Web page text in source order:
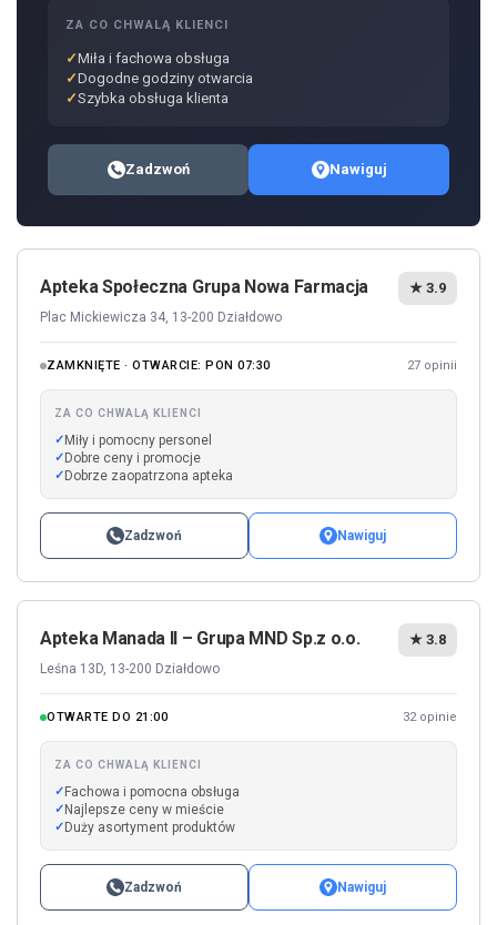
ZA CO CHWALĄ KLIENCI
Miła i fachowa obsługa
Dogodne godziny otwarcia
Szybka obsługa klienta
Zadzwoń Nawiguj
Apteka Społeczna Grupa Nowa Farmacja
Plac Mickiewicza 34, 13-200 Działdowo
★ 3.9
ZAMKNIĘTE · OTWARCIE: PON 07:30 27 opinii
ZA CO CHWALĄ KLIENCI
Miły i pomocny personel
Dobre ceny i promocje
Dobrze zaopatrzona apteka
Zadzwoń Nawiguj
Apteka Manada II – Grupa MND Sp.z o.o.
Leśna 13D, 13-200 Działdowo
★ 3.8
OTWARTE DO 21:00 32 opinie
ZA CO CHWALĄ KLIENCI
Fachowa i pomocna obsługa
Najlepsze ceny w mieście
Duży asortyment produktów
Zadzwoń Nawiguj